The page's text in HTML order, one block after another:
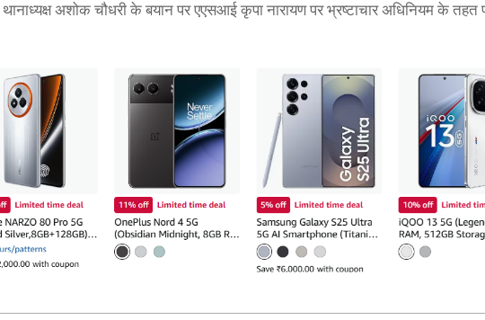
अशोक चौधरी के बयान पर एएसआई कृपा नारायण पर भ्रष्टाचार अधिनियम के तहत